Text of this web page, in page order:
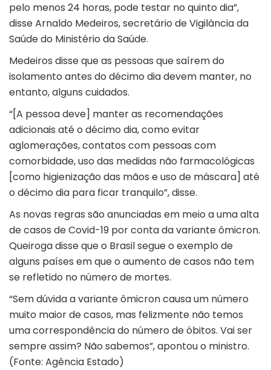
pelo menos 24 horas, pode testar no quinto dia”,
disse Arnaldo Medeiros, secretário de Vigilância da
Saúde do Ministério da Saúde.
Medeiros disse que as pessoas que saírem do
isolamento antes do décimo dia devem manter, no
entanto, alguns cuidados.
“[A pessoa deve] manter as recomendações
adicionais até o décimo dia, como evitar
aglomerações, contatos com pessoas com
comorbidade, uso das medidas não farmacológicas
[como higienização das mãos e uso de máscara] até
o décimo dia para ficar tranquilo”, disse.
As novas regras são anunciadas em meio a uma alta
de casos de Covid-19 por conta da variante ômicron.
Queiroga disse que o Brasil segue o exemplo de
alguns países em que o aumento de casos não tem
se refletido no número de mortes.
“Sem dúvida a variante ômicron causa um número
muito maior de casos, mas felizmente não temos
uma correspondência do número de óbitos. Vai ser
sempre assim? Não sabemos”, apontou o ministro.
(Fonte: Agência Estado)